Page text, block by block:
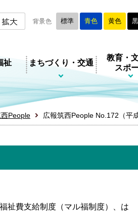
拡大 背景色 標準 青色 黄色
祉 まちづくり・交通
教育・
スポ
People 広報筑西People No.172（平
祉費支給制度（マル福制度）、は